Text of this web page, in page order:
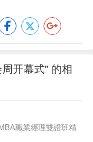
开幕式” 的相
職業經理雙證班精